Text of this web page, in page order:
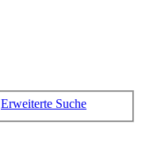
Erweiterte Suche